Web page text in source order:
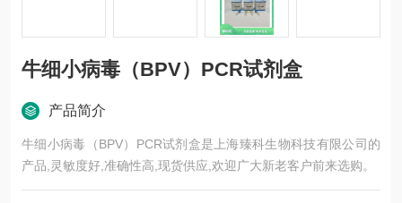
牛细小病毒（BPV）PCR试剂盒
产品简介
牛细小病毒（BPV）PCR试剂盒是上海臻科生物科技有限公司的
产品,灵敏度好,准确性高,现货供应,欢迎广大新老客户前来选购。